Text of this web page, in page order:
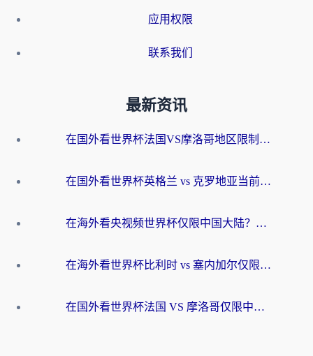
应用权限
联系我们
最新资讯
在国外看世界杯法国VS摩洛哥地区限制？这篇指南让你流畅看中文解说无压力
在国外看世界杯英格兰 vs 克罗地亚当前地区不可播放？这篇指南帮你搞定所有海外观赛难题
在海外看央视频世界杯仅限中国大陆？这篇指南帮你解锁中文解说+无卡顿直播
在海外看世界杯比利时 vs 塞内加尔仅限中国大陆？我找到了最流畅的中文解说之路
在国外看世界杯法国 VS 摩洛哥仅限中国大陆？海外党这样看中文解说赛事不卡顿